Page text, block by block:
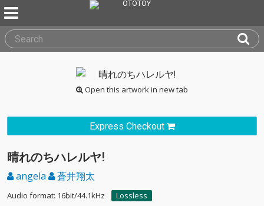
Open this artwork in new tab
Express Checkout
晴れのちハレルヤ!
angela 蒼井翔太
Audio format: 16bit/44.1kHz
Lossless